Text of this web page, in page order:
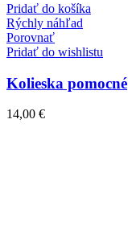
Pridať do košíka
Rýchly náhľad
Porovnať
Pridať do wishlistu
Kolieska pomocné
14,00 €